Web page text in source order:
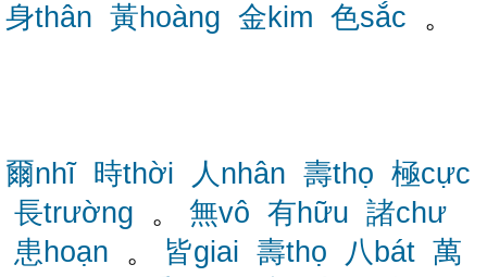
身thân 黃hoàng 金kim 色sắc 。
爾nhĩ 時thời 人nhân 壽thọ 極cực
長trường 。 無vô 有hữu 諸chư
患hoạn 。 皆giai 壽thọ 八bát 萬